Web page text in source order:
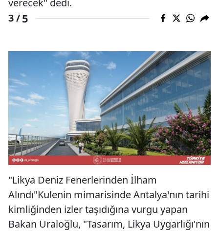
3 /5
"Likya Deniz Fenerlerinden İlham
Alındı"Kulenin mimarisinde Antalya'nın tarihi
kimliğinden izler taşıdığına vurgu yapan
Bakan Uraloğlu, "Tasarım, Likya Uygarlığı'nın